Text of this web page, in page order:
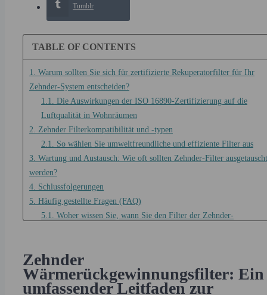
Tumblr
TABLE OF CONTENTS
1. Warum sollten Sie sich für zertifizierte Rekuperatorfilter für Ihr
Zehnder-System entscheiden?
1.1. Die Auswirkungen der ISO 16890-Zertifizierung auf die
Luftqualität in Wohnräumen
2. Zehnder Filterkompatibilität und -typen
2.1. So wählen Sie umweltfreundliche und effiziente Filter aus
3. Wartung und Austausch: Wie oft sollten Zehnder-Filter ausgetauscht
werden?
4. Schlussfolgerungen
5. Häufig gestellte Fragen (FAQ)
5.1. Woher wissen Sie, wann Sie den Filter der Zehnder-
geprüft?
5.3. Können ökologische oder „grüne“ Filter die Leistung von
Standardfiltern erreichen?
Zehnder
Wärmerückgewinnungsfilter: Ein
umfassender Leitfaden zur